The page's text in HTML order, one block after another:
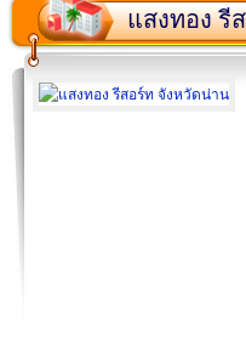
แสงทอง รี